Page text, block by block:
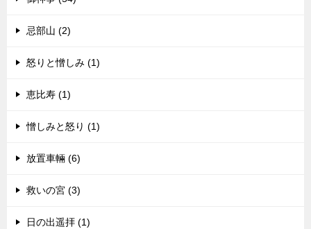
忌部山 (2)
怒りと憎しみ (1)
恵比寿 (1)
憎しみと怒り (1)
放置車輛 (6)
救いの宮 (3)
日の出遥拝 (1)